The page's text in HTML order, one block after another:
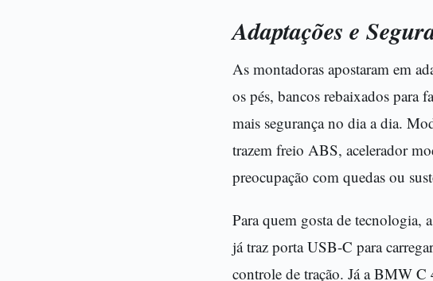
Adaptações e
As montadoras apostaram em
os pés, bancos rebaixados para
mais segurança no dia a dia.
trazem freio ABS, acelerador
preocupação com quedas ou
Para quem gosta de
já traz porta USB-C para
controle de tração. Já a BMW